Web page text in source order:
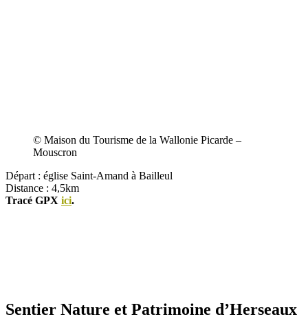
© Maison du Tourisme de la Wallonie Picarde –
Mouscron
Départ : église Saint-Amand à Bailleul
Distance : 4,5km
Tracé GPX ici.
Sentier Nature et Patrimoine d’Herseaux